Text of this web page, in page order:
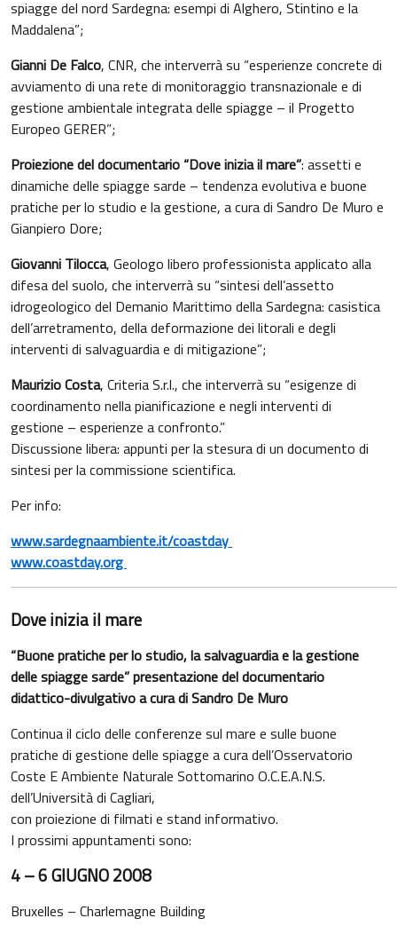
spiagge del nord Sardegna: esempi di Alghero, Stintino e la
Maddalena”;
Gianni De Falco, CNR, che interverrà su “esperienze concrete di
avviamento di una rete di monitoraggio transnazionale e di
gestione ambientale integrata delle spiagge – il Progetto
Europeo GERER”;
Proiezione del documentario “Dove inizia il mare”: assetti e
dinamiche delle spiagge sarde – tendenza evolutiva e buone
pratiche per lo studio e la gestione, a cura di Sandro De Muro e
Gianpiero Dore;
Giovanni Tilocca, Geologo libero professionista applicato alla
difesa del suolo, che interverrà su “sintesi dell’assetto
idrogeologico del Demanio Marittimo della Sardegna: casistica
dell’arretramento, della deformazione dei litorali e degli
interventi di salvaguardia e di mitigazione”;
Maurizio Costa, Criteria S.r.l., che interverrà su “esigenze di
coordinamento nella pianificazione e negli interventi di
gestione – esperienze a confronto.”
Discussione libera: appunti per la stesura di un documento di
sintesi per la commissione scientifica.
Per info:
www.sardegnaambiente.it/coastday
www.coastday.org
Dove inizia il mare
“Buone pratiche per lo studio, la salvaguardia e la gestione
delle spiagge sarde” presentazione del documentario
didattico-divulgativoa cura di Sandro De Muro
Continua il ciclo delle conferenze sul mare e sulle buone
pratiche di gestione delle spiagge a cura dell’Osservatorio
Coste E Ambiente Naturale Sottomarino O.C.E.A.N.S.
dell’Università di Cagliari,
con proiezione di filmati e stand informativo.
I prossimi appuntamenti sono:
4 – 6 GIUGNO 2008
Bruxelles – Charlemagne Building